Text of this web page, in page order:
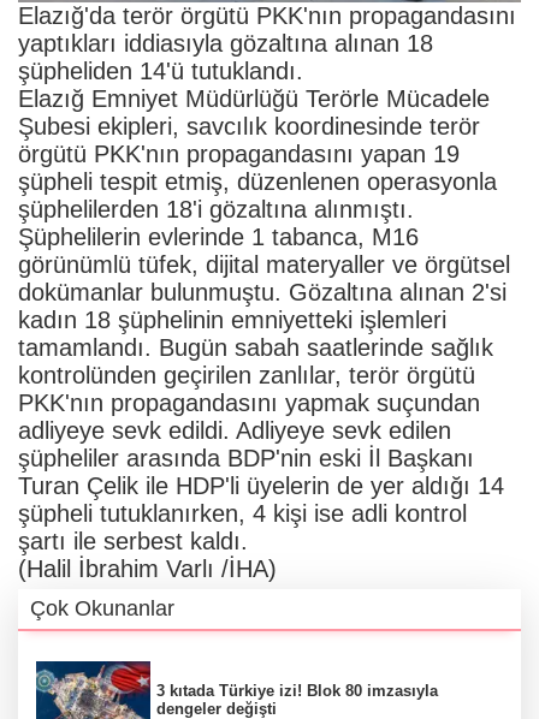
Elazığ'da terör örgütü PKK'nın propagandasını
yaptıkları iddiasıyla gözaltına alınan 18
şüpheliden 14'ü tutuklandı.
Elazığ Emniyet Müdürlüğü Terörle Mücadele
Şubesi ekipleri, savcılık koordinesinde terör
örgütü PKK'nın propagandasını yapan 19
şüpheli tespit etmiş, düzenlenen operasyonla
şüphelilerden 18'i gözaltına alınmıştı.
Şüphelilerin evlerinde 1 tabanca, M16
görünümlü tüfek, dijital materyaller ve örgütsel
dokümanlar bulunmuştu. Gözaltına alınan 2'si
kadın 18 şüphelinin emniyetteki işlemleri
tamamlandı. Bugün sabah saatlerinde sağlık
kontrolünden geçirilen zanlılar, terör örgütü
PKK'nın propagandasını yapmak suçundan
adliyeye sevk edildi. Adliyeye sevk edilen
şüpheliler arasında BDP'nin eski İl Başkanı
Turan Çelik ile HDP'li üyelerin de yer aldığı 14
şüpheli tutuklanırken, 4 kişi ise adli kontrol
şartı ile serbest kaldı.
(Halil İbrahim Varlı /İHA)
Çok Okunanlar
3 kıtada Türkiye izi! Blok 80 imzasıyla
dengeler değişti